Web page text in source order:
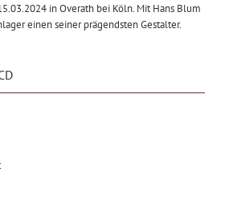
in Overath bei Köln. Mit Hans Blum
einen seiner prägendsten Gestalter.